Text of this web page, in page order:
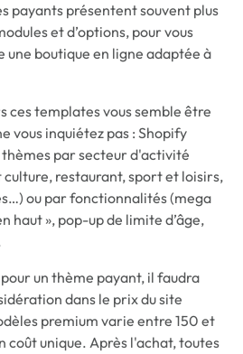
payants présentent souvent plus
et d’options, pour vous
boutique en ligne adaptée à
ces templates vous semble être
vous inquiétez pas : Shopify
par secteur d'activité
restaurant, sport et loisirs,
ou par fonctionnalités (mega
haut », pop-up de limite d’âge,
un thème payant, il faudra
dans le prix du site
premium varie entre 150 et
coût unique. Après l'achat, toutes